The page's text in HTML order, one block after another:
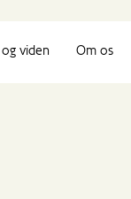
viden Om os